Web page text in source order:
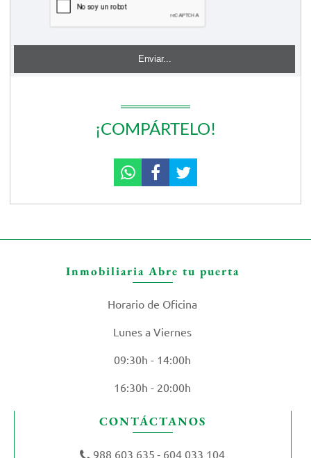
¡COMPÁRTELO!
Inmobiliaria Abre tu puerta
Horario de Oficina
Lunes a Viernes
09:30h - 14:00h
16:30h - 20:00h
CONTÁCTANOS
988 603 635 - 604 033 104